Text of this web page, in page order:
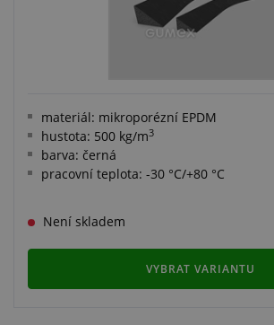
materiál: mikroporézní EPDM
hustota: 500 kg/m3
barva: černá
pracovní teplota: -30 °C/+80 °C
Není skladem
VYBRAT VARIANTU